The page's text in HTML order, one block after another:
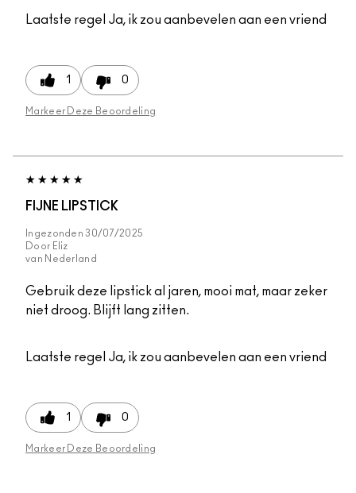
Laatste regel Ja, ik zou aanbevelen aan een vriend
1 0
Markeer Deze Beoordeling
FIJNE LIPSTICK
Ingezonden30/07/2025
Door Eliz
van Nederland
Gebruik deze lipstick al jaren, mooi mat, maar zeker
niet droog. Blijft lang zitten.
Laatste regel Ja, ik zou aanbevelen aan een vriend
1 0
Markeer Deze Beoordeling